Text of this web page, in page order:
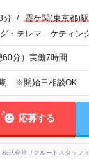
分 / 霞ケ関(東京都)駅
・テレマ－ケティン
分）実働7時間
期 ※開始日相談OK
応募する
株式会社リクルートスタッフ